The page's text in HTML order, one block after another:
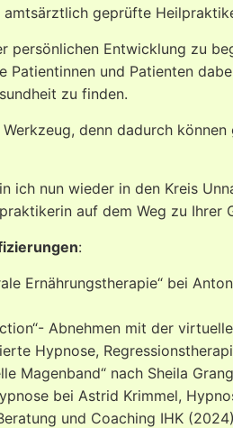
geprüfte
persönlichen Entwicklung zu
Patientinnen und Patienten
zu finden.
denn dadurch
ich nun wieder in den Kreis
auf dem Weg zu Ihrer
:
Ernährungstherapie“ bei
Abnehmen mit der
Hypnose,
Magenband“ nach Sheila
bei Astrid Krimmel,
und Coaching IHK (2024)